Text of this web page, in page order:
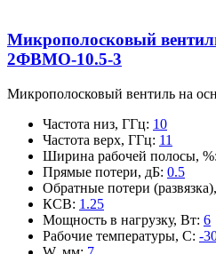
Микрополосковый
2ФВМO-10.5-3
Микрополосковый вентиль на
Частота низ, ГГц: 10
Частота верх, ГГц: 11
Ширина рабочей полосы, %:
Прямые потери, дБ: 0.5
Обратные потери
КСВ: 1.25
Мощность в нагрузку, Вт: 6
Рабочие температуры, С: -